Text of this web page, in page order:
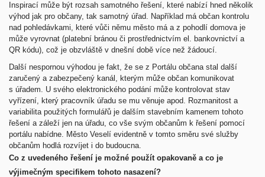
Inspirací může být rozsah samotného řešení, které nabízí hned několik
výhod jak pro občany, tak samotný úřad. Například má občan kontrolu
nad pohledávkami, které vůči němu město má a z pohodlí domova je
může vyrovnat (platební bránou či prostřednictvím el. bankovnictví a
QR kódu), což je obzvláště v dnešní době více než žádoucí.
Další nespornou výhodou je fakt, že se z Portálu občana stal další
zaručený a zabezpečený kanál, kterým může občan komunikovat
s úřadem. U svého elektronického podání může kontrolovat stav
vyřízení, který pracovník úřadu se mu věnuje apod. Rozmanitost a
variabilita použitých formulářů je dalším stavebním kamenem tohoto
řešení a záleží jen na úřadu, co vše svým občanům k řešení pomocí
portálu nabídne. Město Veselí evidentně v tomto směru své služby
občanům hodlá rozvíjet i do budoucna.
Co z uvedeného řešení je možné použít opakovaně a co je
výjimečným specifikem tohoto nasazení?